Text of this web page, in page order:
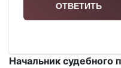
Начальник судебного